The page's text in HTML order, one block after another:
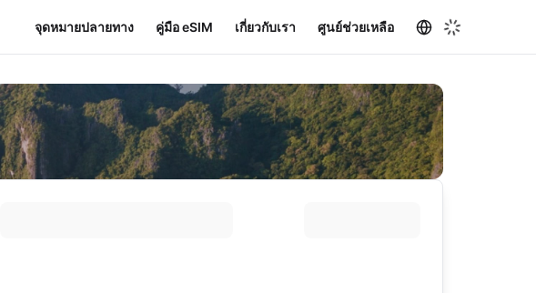
จุดหมายปลายทาง คู่มือ eSIM เกี่ยวกับเรา ศูนย์ช่วยเหลือ